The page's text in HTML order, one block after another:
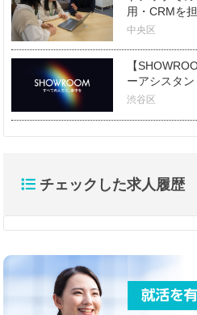
用・CRMを
中央区
【
ーアシスタン
渋谷区
チェックした求人履歴